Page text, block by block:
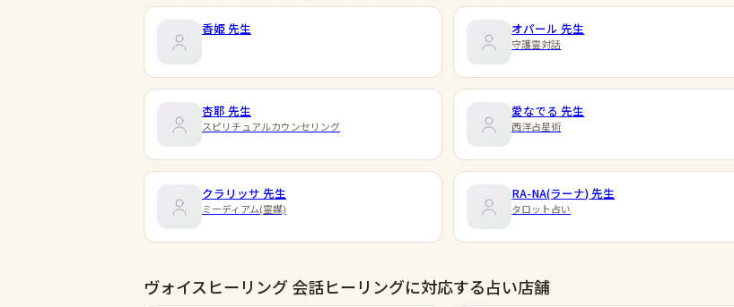
香姫先生 オパール 先生
守護霊対話
杏耶 先生
スピリチュアルカウンセリング
愛なでる 先生
西洋占星術
クラリッサ 先生
ミーディアム(霊媒)
RA-NA(ラーナ)先生
タロット占い
ヴォイスヒーリング 会話ヒーリングに対応する占い店舗